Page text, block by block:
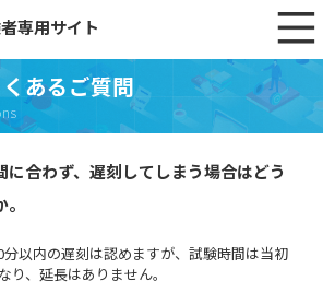
専用サイト
あるご質問
に合わず、遅刻してしまう場合はどう
以内の遅刻は認めますが、試験時間は当初
、延長はありません。